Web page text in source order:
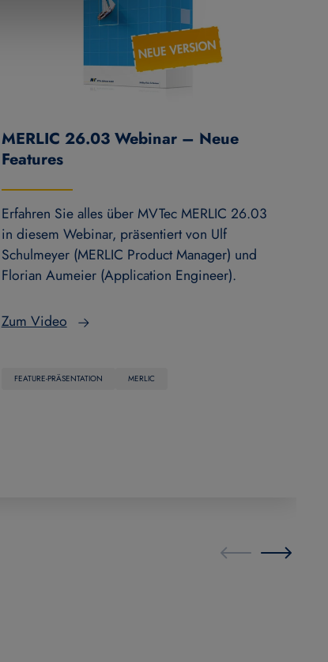
MERLIC 26.03 Webinar – Neue
Features
Erfahren Sie alles über MVTec MERLIC 26.03
in diesem Webinar, präsentiert von Ulf
Schulmeyer (MERLIC Product Manager) und
Florian Aumeier (Application Engineer).
Zum Video
FEATURE-PRÄSENTATION MERLIC